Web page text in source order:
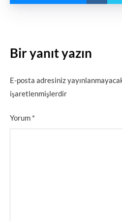
Bir yanıt yazın
E-posta adresiniz
işaretlenmişlerdir
Yorum *